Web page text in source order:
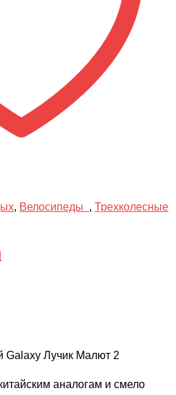
, Велосипеды , Трехколесные
Galaxy Лучик Малют 2
аналогам и смело